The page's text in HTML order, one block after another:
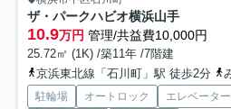
ザ・パークハビオ横浜山手
10.9万円 管理/共益費10,000円
25.72㎡ (1K) /築11年 /7階建
京浜東北線「石川町」駅 徒歩2分
駐輪場 オートロック エレベーター